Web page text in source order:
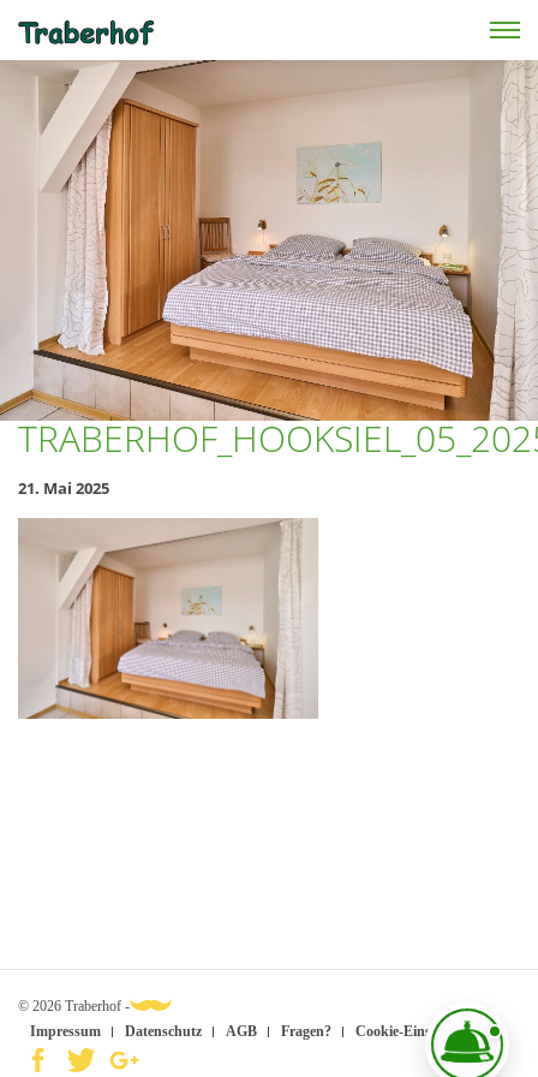
Skip to main content
21. Mai 2025
© 2026 Traberhof -
Impressum
Datenschutz AGB Fragen? Cookie-Einstellungen